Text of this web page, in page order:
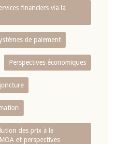
financiers via la
de paiement
Perspectives économiques
des prix à la
et perspectives